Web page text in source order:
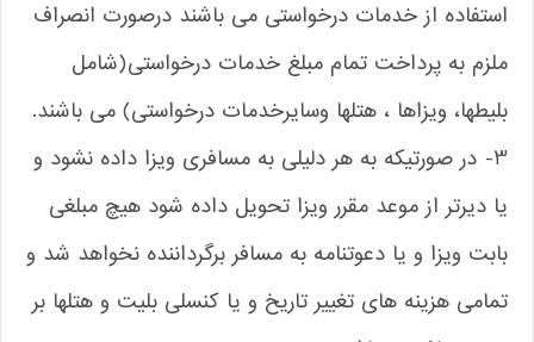
استفاده از خدمات درخواستی می باشند درصورت انصراف
ملزم به پرداخت تمام مبلغ خدمات درخواستی(شامل
بلیطها، ویزاها ، هتلها وسایرخدمات درخواستی) می باشند.
3- در صورتیکه به هر دلیلی به مسافری ویزا داده نشود و
یا دیرتر از موعد مقرر ویزا تحویل داده شود هیچ مبلغی
بابت ویزا و یا دعوتنامه به مسافر برگرداننده نخواهد شد و
تمامی هزینه های تغییر تاریخ و یا کنسلی بلیت و هتلها بر